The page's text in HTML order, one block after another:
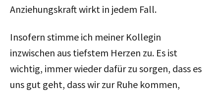
Anziehungskraft wirkt in jedem Fall.
Insofern stimme ich meiner Kollegin
inzwischen aus tiefstem Herzen zu. Es ist
wichtig, immer wieder dafür zu sorgen, dass es
uns gut geht, dass wir zur Ruhe kommen,